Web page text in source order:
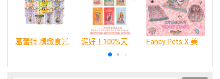
葛蕾特 精緻食光 主食貓罐、貓餐包 泥好！100%天然營養蔬果肉泥 Fancy Pets X 美樂蒂 百變造型寵物睡床墊